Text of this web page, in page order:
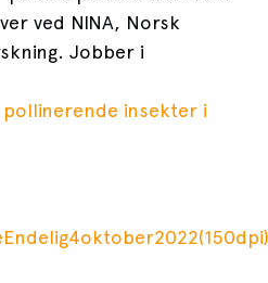
ved NINA, Norsk
Jobber i
insekter i